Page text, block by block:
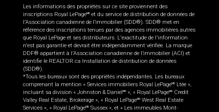
Les informations des propriétés sur ce site proviennent des
inscriptions Royal LePageMD et du service de distribution de données de
l'Association canadienne de l’immobilier (SDD®). SDD® met en
référence des inscriptions tenues par des agences immobilières autres
que Royal LePage et ses distributeurs. L'exactitude de l'information
n'est pas garantie et devrait être indépendamment vérifiée. La marque
DDF® appartient à l'Association canadienne de l’immobilier (ACI) et
identifie le REALTOR.ca Installation de distribution de données
(SDD®).
*Tous les bureaux sont des propriétés indépendantes. Les bureaux
comprenant la mention « Services immobiliers Royal LePageMD
Ltée »,
incluant sa division « Johnston & Daniel MD », « Royal LePageMD
Credit
Valley Real Estate, Brokerage », « Royal LePageMD West Real Estate
Services », « Royal LePageMD Sussex », et « Les immeubles Mont-